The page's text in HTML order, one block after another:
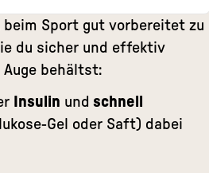
Sport gut vorbereitet zu
du sicher und effektiv
Auge behältst:
Insulin und schnell
Gel oder Saft) dabei